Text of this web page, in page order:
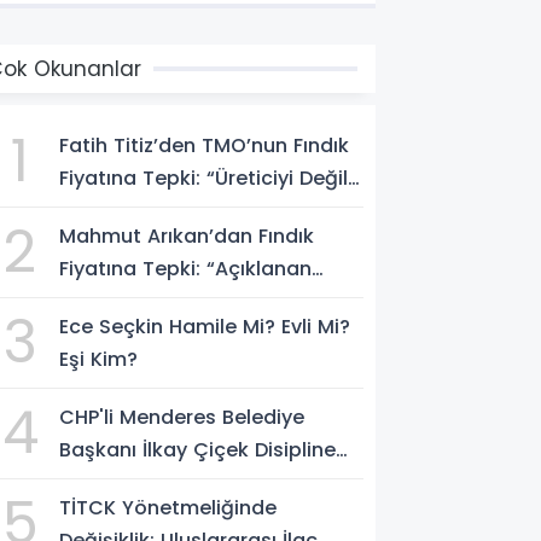
Okunanlar
1
Fatih Titiz’den TMO’nun Fındık
Fiyatına Tepki: “Üreticiyi Değil,
2
Mahmut Arıkan’dan Fındık
Fiyatına Tepki: “Açıklanan
3
Ece Seçkin Hamile Mi? Evli Mi?
Eşi Kim?
4
CHP'li Menderes Belediye
Başkanı İlkay Çiçek Disipline
5
TİTCK Yönetmeliğinde